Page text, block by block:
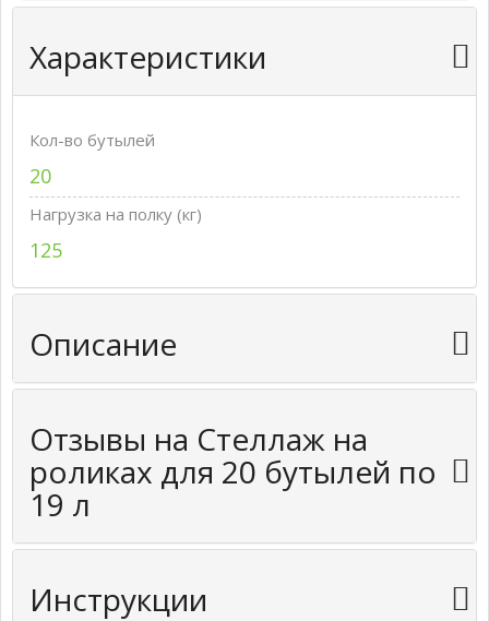
Характеристики
Кол-во бутылей
20
Нагрузка на полку (кг)
125
Описание
Отзывы на Стеллаж на
роликах для 20 бутылей по
19 л
Инструкции